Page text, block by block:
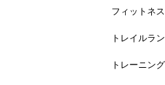
フィットネス
トレイルラ
トレーニン